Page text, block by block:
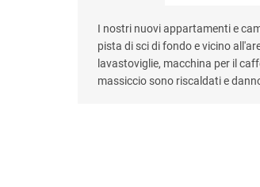
I nostri nuovi appartamenti e
pista di sci di fondo e vicino
lavastoviglie, macchina per il
massiccio sono riscaldati e